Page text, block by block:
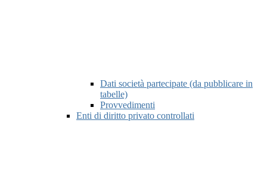
Dati società partecipate (da pubblicare in
tabelle)
Provvedimenti
Enti di diritto privato controllati